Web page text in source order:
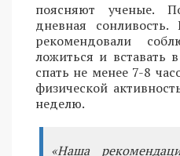
поясняют ученые.
дневная
рекомендовали
ложиться и вставать
спать не менее 7-8
физической
неделю.
«Наша